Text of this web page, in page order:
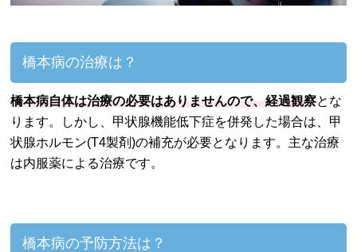
橋本病の治療は？
橋本病自体は治療の必要はありませんので、経過観察とな
ります。しかし、甲状腺機能低下症を併発した場合は、甲
状腺ホルモン(T4製剤)の補充が必要となります。主な治療
は内服薬による治療です。
橋本病の予防方法は？